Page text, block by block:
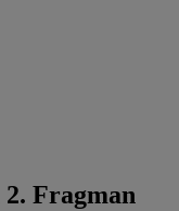
2. Fragman